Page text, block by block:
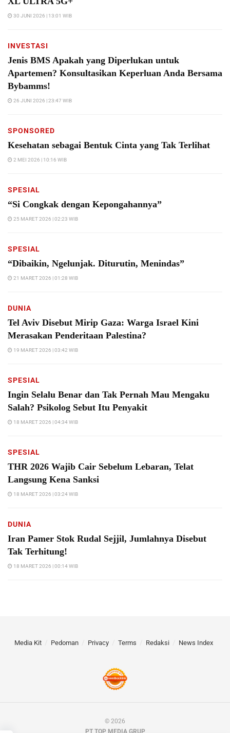
30 JUNI 2026 | 13:01 WIB
INVESTASI
Jenis BMS Apakah yang Diperlukan untuk
Apartemen? Konsultasikan Keperluan Anda Bersama
Bybamms!
26 JUNI 2026 | 23:47 WIB
SPONSORED
Kesehatan sebagai Bentuk Cinta yang Tak Terlihat
2 MEI 2026 | 10:16 WIB
SPESIAL
“Si Congkak dengan Kepongahannya”
25 MARET 2026 | 02:23 WIB
SPESIAL
“Dibaikin, Ngelunjak. Diturutin, Menindas”
21 MARET 2026 | 01:28 WIB
DUNIA
Tel Aviv Disebut Mirip Gaza: Warga Israel Kini
Merasakan Penderitaan Palestina?
19 MARET 2026 | 03:42 WIB
SPESIAL
Ingin Selalu Benar dan Tak Pernah Mau Mengaku
Salah? Psikolog Sebut Itu Penyakit
18 MARET 2026 | 04:34 WIB
SPESIAL
THR 2026 Wajib Cair Sebelum Lebaran, Telat
Langsung Kena Sanksi
18 MARET 2026 | 03:24 WIB
DUNIA
Iran Pamer Stok Rudal Sejjil, Jumlahnya Disebut
Tak Terhitung!
18 MARET 2026 | 00:14 WIB
Media Kit Pedoman Privacy Terms Redaksi News Index
© 2026
PT TOP MEDIA GRUP